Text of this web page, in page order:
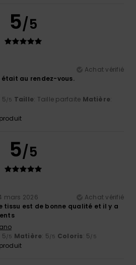
5/5
Achat vérifié
au rendez-vous.
5/5 Taille: Taille parfaite Matière:
5/5
mars 2026
Achat vérifié
tissu est de bonne qualité et il y a
5/5 Matière: 5/5 Coloris: 5/5